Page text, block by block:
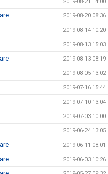
2019-08-20 08:36
2019-08-14 10:20
2019-08-13 15:03
2019-08-13 08:19
2019-08-05 13:02
2019-07-16 15:44
2019-07-10 13:04
2019-07-03 10:00
2019-06-24 13:05
2019-06-11 08:01
2019-06-03 10:26